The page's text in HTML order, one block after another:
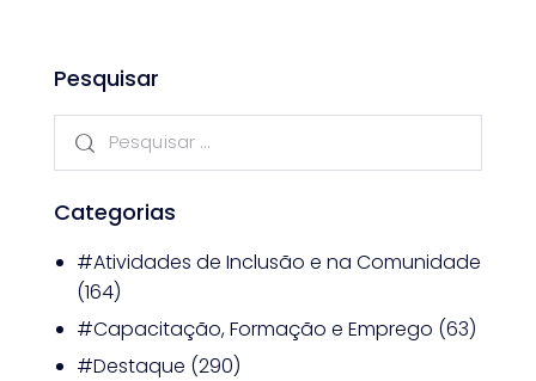
Pesquisar
Categorias
#Atividades de Inclusão e na Comunidade
(164)
#Capacitação, Formação e Emprego (63)
#Destaque (290)